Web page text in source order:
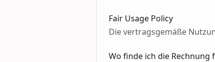
Fair Usage Policy
Die vertragsgemäße
Wo finde ich die Rechnung